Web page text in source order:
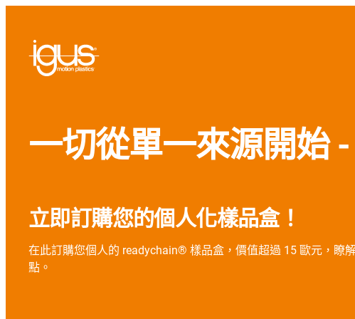
一切從單一來源開始
立即訂購您的個人化樣品盒！
在此訂購您個人的 readychain® 樣品盒，價值超過 15 歐元，瞭
點。